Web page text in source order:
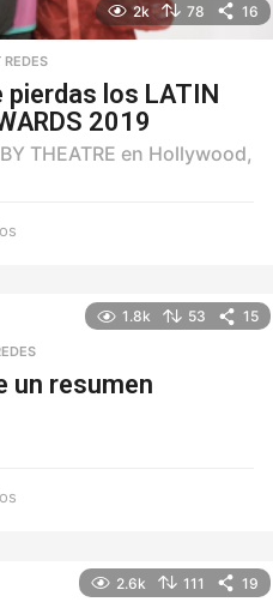
2k 78 16
los LATIN
2019
THEATRE en Hollywood,
1.8k 53 15
un resumen
2.6k 111 19